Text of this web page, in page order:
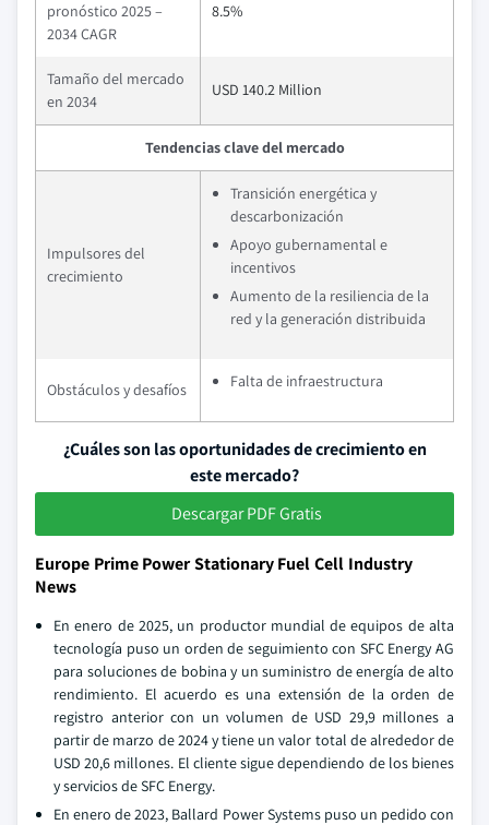
pronóstico 2025 –
2034 CAGR
8.5%
Tamaño del mercado
en 2034
USD 140.2 Million
Tendencias clave del mercado
Impulsores del
crecimiento
Transición energética y
descarbonización
Apoyo gubernamental e
incentivos
Aumento de la resiliencia de la
red y la generación distribuida
Obstáculos y desafíos Falta de infraestructura
¿Cuáles son las oportunidades de crecimiento en
este mercado?
Descargar PDF Gratis
Europe Prime Power Stationary Fuel Cell Industry
News
En enero de 2025, un productor mundial de equipos de alta
tecnología puso un orden de seguimiento con SFC Energy AG
para soluciones de bobina y un suministro de energía de alto
rendimiento. El acuerdo es una extensión de la orden de
registro anterior con un volumen de USD 29,9 millones a
partir de marzo de 2024 y tiene un valor total de alrededor de
USD 20,6 millones. El cliente sigue dependiendo de los bienes
y servicios de SFC Energy.
En enero de 2023, Ballard Power Systems puso un pedido con